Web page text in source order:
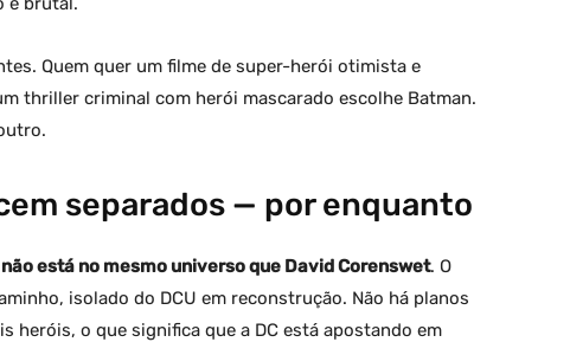
Quem quer um filme de super-herói otimista e
thriller criminal com herói mascarado escolhe Batman.
separados — por enquanto
está no mesmo universo que David Corenswet. O
isolado do DCU em reconstrução. Não há planos
heróis, o que significa que a DC está apostando em